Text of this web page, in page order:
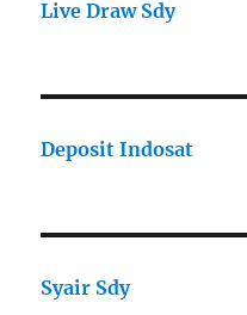
Live Draw Sdy
Deposit Indosat
Syair Sdy